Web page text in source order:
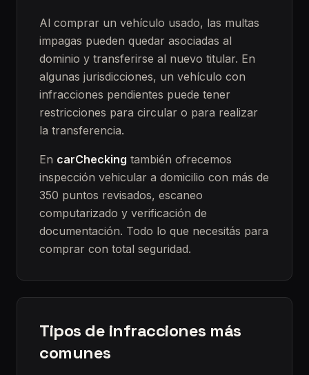
Al comprar un vehículo usado, las multas
impagas pueden quedar asociadas al
dominio y transferirse al nuevo titular. En
algunas jurisdicciones, un vehículo con
infracciones pendientes puede tener
restricciones para circular o para realizar
la transferencia.
En carChecking también ofrecemos
inspección vehicular a domicilio con más de
350 puntos revisados, escaneo
computarizado y verificación de
documentación. Todo lo que necesitás para
comprar con total seguridad.
Tipos de infracciones más
comunes